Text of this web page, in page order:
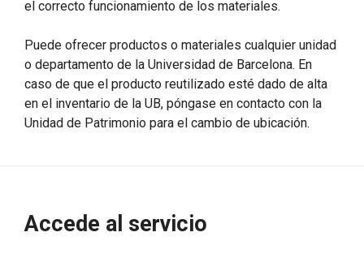
el correcto funcionamiento de los materiales.
Puede ofrecer productos o materiales cualquier unidad
o departamento de la Universidad de Barcelona. En
caso de que el producto reutilizado esté dado de alta
en el inventario de la UB, póngase en contacto con la
Unidad de Patrimonio para el cambio de ubicación.
Accede al servicio